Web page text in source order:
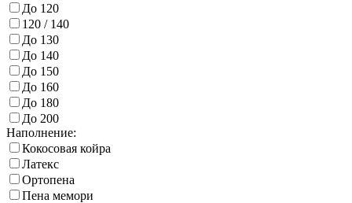
До 120
120 / 140
До 130
До 140
До 150
До 160
До 180
До 200
Наполнение:
Кокосовая койра
Латекс
Ортопена
Пена мемори